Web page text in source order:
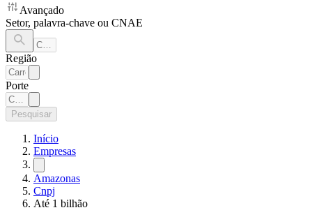
Avançado
Setor, palavra-chave ou CNAE
Região
Porte
Pesquisar
Início
Empresas
Amazonas
Cnpj
Até 1 bilhão